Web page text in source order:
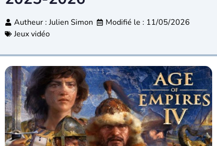
Autheur :Julien Simon
Modifié le : 11/05/2026
Jeux vidéo